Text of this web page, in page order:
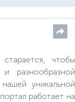
Для
– комфортабельные
чтобы
разнообразной
уникальной
работает на